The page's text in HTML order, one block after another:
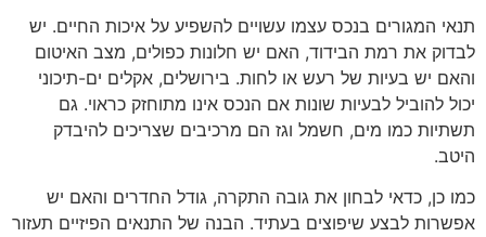
תנאי המגורים בנכס עצמו עשויים להשפיע על איכות החיים. יש
לבדוק את רמת הבידוד, האם יש חלונות כפולים, מצב האיטום
והאם יש בעיות של רעש או לחות. בירושלים, אקלים ים-תיכוני
יכול להוביל לבעיות שונות אם הנכס אינו מתוחזק כראוי. גם
תשתיות כמו מים, חשמל וגז הם מרכיבים שצריכים להיבדק
היטב.
כמו כן, כדאי לבחון את גובה התקרה, גודל החדרים והאם יש
אפשרות לבצע שיפוצים בעתיד. הבנה של התנאים הפיזיים תעזור